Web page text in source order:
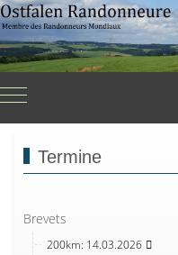
Mobile Menu Toggle
Termine
Brevets
200km: 14.03.2026